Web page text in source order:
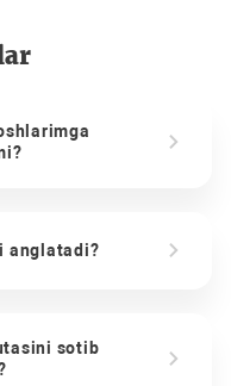
anglatadi?
sotib